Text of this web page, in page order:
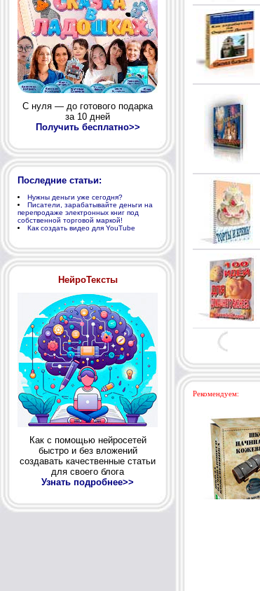
С нуля — до готового подарка
за 10 дней
Получить бесплатно>>
Последние статьи:
Нужны деньги уже сегодня?
Писатели, зарабатывайте деньги на
перепродаже электронных книг под
собственной торговой маркой!
Как создать видео для YouTube
НейроТексты
Как с помощью нейросетей
быстро и без вложений
создавать качественные статьи
для своего блога
Узнать подробнее>>
Рекомендуем: